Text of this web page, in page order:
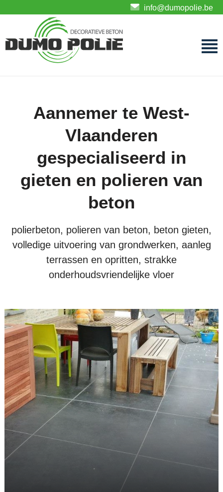
info@dumopolie.be
Aannemer te West-
Vlaanderen
gespecialiseerd in
gieten en polieren van
beton
polierbeton, polieren van beton, beton gieten,
volledige uitvoering van grondwerken, aanleg
terrassen en opritten, strakke
onderhoudsvriendelijke vloer